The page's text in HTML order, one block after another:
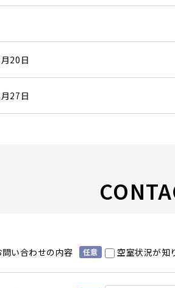
20日
27日
問い合わせの内容 任意 空室状況が知